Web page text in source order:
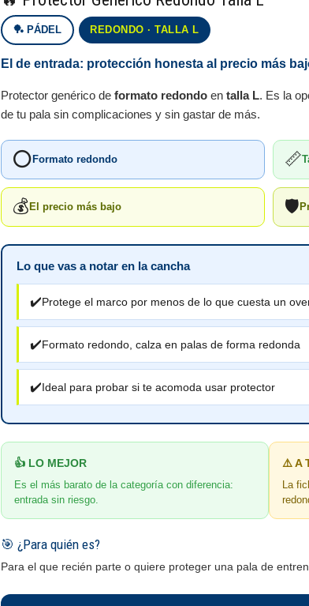
🏓 PÁDEL REDONDO · TALLA L
El de entrada: protección honesta al precio más
Protector genérico de formato redondo en talla L. Es la
de tu pala sin complicaciones y sin gastar de más.
⭕ Formato redondo 📏
💰 El precio más bajo 🛡️
Lo que vas a notar en la cancha
✔️Protege el marco por menos de lo que cuesta un
✔️Formato redondo, calza en palas de forma redonda
✔️Ideal para probar si te acomoda usar protector
👍 LO MEJOR
Es el más barato de la categoría con diferencia:
entrada sin riesgo.
⚠️ A
La
🎯 ¿Para quién es?
Para el que recién parte o quiere proteger una pala de